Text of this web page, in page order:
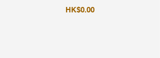
HK$0.00